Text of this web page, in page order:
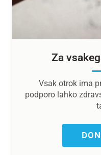
Za
Vsak otrok ima
podporo lahko